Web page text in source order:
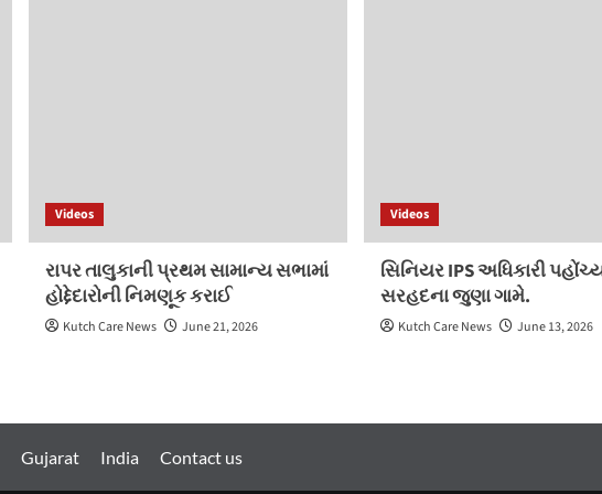
Videos
રાપર તાલુકાની પ્રથમ સામાન્ય સભામાં
હોદ્દેદારોની નિમણૂક કરાઈ
Kutch Care News June 21, 2026
Videos
સિનિયર IPS અધિકારી
સરહદના જુણા ગામે.
Kutch Care News June 13, 2026
Gujarat India Contact us